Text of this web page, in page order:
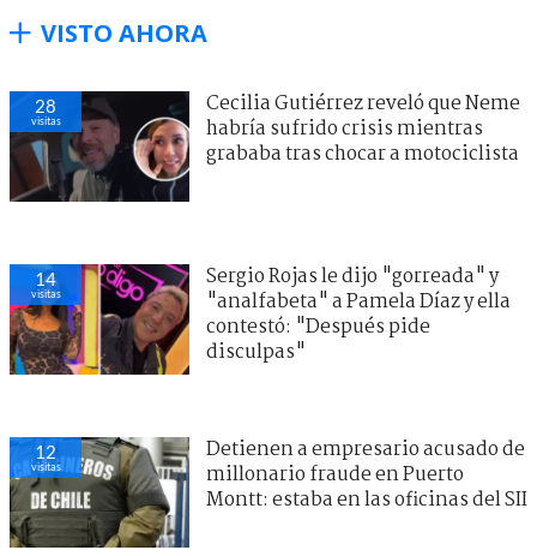
VISTO AHORA
28
visitas
Cecilia Gutiérrez reveló que Neme
habría sufrido crisis mientras
grababa tras chocar a motociclista
14
visitas
Sergio Rojas le dijo "gorreada" y
"analfabeta" a Pamela Díaz y ella
contestó: "Después pide
disculpas"
12
visitas
Detienen a empresario acusado de
millonario fraude en Puerto
Montt: estaba en las oficinas del SII